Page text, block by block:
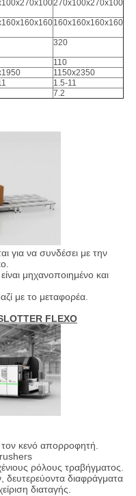
270x100x270x100
160x160x160x160
320
110
1150x2350
1.5-11
7.2
για να συνδέσει με την
μηχανοποιημένο και
με το μεταφορέα.
FLEXO
κενό απορροφητή.
ρόλους τραβήγματος.
δευτερεύοντα διαφράγματα
διαταγής.